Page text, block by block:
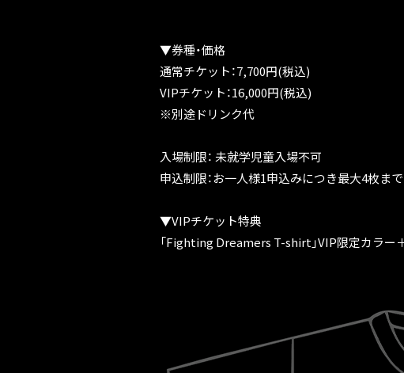
▼券種・価格
通常チケット：7,700円(税込)
VIPチケット：16,000円(税込)
※別途ドリンク代
入場制限： 未就学児童入場不可
申込制限：お一人様1申込みにつき最大4枚ま
▼VIPチケット特典
「Fighting Dreamers T-shirt」VIP限定カラ